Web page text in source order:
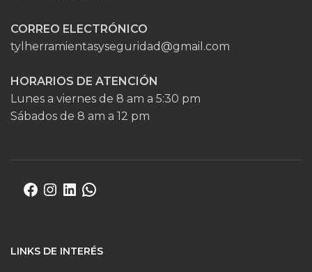
CORREO ELECTRÓNICO
tylherramientasyseguridad@gmail.com
HORARIOS DE ATENCIÓN
Lunes a viernes de 8 am a 5:30 pm
Sábados de 8 am a 12 pm
LINKS DE INTERÉS